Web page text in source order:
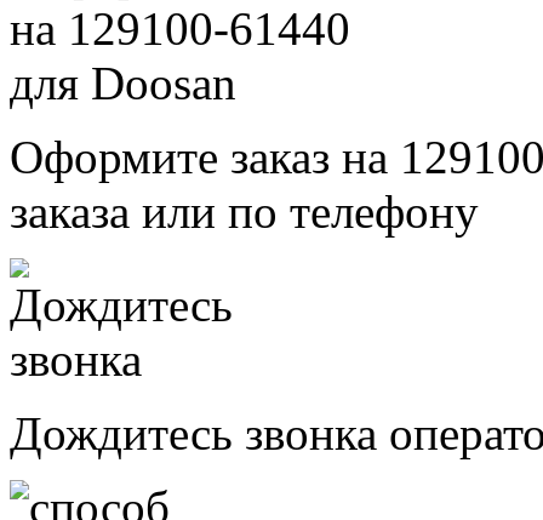
Оформите заказ на
заказа или по телефону
Дождитесь звонка